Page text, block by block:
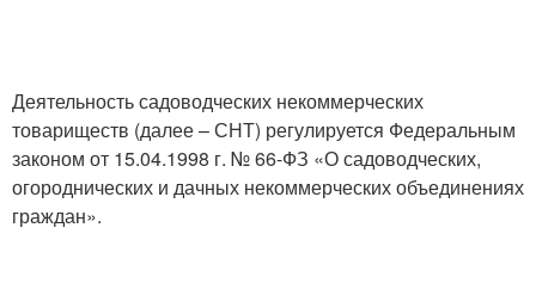
Деятельность садоводческих некоммерческих
товариществ (далее – СНТ) регулируется Федеральным
законом от 15.04.1998 г. № 66-ФЗ «О садоводческих,
огороднических и дачных некоммерческих объединениях
граждан».